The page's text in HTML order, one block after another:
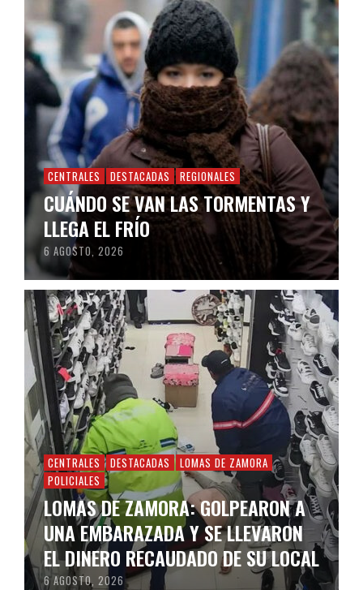
CENTRALES DESTACADAS REGIONALES
CUÁNDO SE VAN LAS TORMENTAS Y
LLEGA EL FRÍO
6 AGOSTO, 2026
CENTRALES DESTACADAS
LOMAS DE ZAMORA
POLICIALES
LOMAS DE ZAMORA: GOLPEARON A
UNA EMBARAZADA Y SE LLEVARON
EL DINERO RECAUDADO DE SU LOCAL
6 AGOSTO, 2026